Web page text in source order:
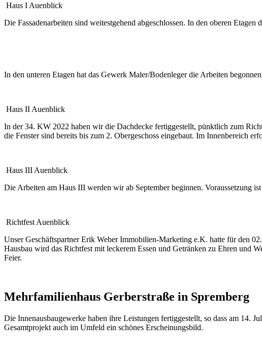
Haus I Auenblick
Die Fassadenarbeiten sind weitestgehend abgeschlossen. In den oberen
In den unteren Etagen hat das Gewerk Maler/Bodenleger die Arbeiten
Haus II Auenblick
In der 34. KW 2022 haben wir die Dachdecke fertiggestellt, pünktlich zum
die Fenster sind bereits bis zum 2. Obergeschoss eingebaut. Im Innenbereich
Haus III Auenblick
Die Arbeiten am Haus III werden wir ab September beginnen. Voraussetzung
Richtfest Auenblick
Unser Geschäftspartner Erik Weber Immobilien-Marketing e.K. hatte für den
Hausbau wird das Richtfest mit leckerem Essen und Getränken zu Ehren und
Feier.
Mehrfamilienhaus Gerberstraße in Spremberg
Die Innenausbaugewerke haben ihre Leistungen fertiggestellt, so dass am 14.
Gesamtprojekt auch im Umfeld ein schönes Erscheinungsbild.